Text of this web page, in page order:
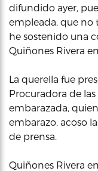
difundido ayer,
empleada, que no
he sostenido una
Quiñones Rivera
La querella fue
Procuradora de
embarazada,
embarazo, acoso
de prensa.
Quiñones Rivera